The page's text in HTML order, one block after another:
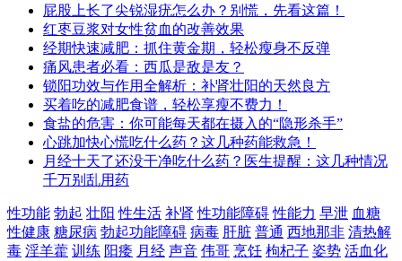
屁股上长了尖锐湿疣怎么办？别慌，先看这篇！
红枣豆浆对女性贫血的改善效果
经期快速减肥：抓住黄金期，轻松瘦身不反弹
痛风患者必看：西瓜是敌是友？
锁阳功效与作用全解析：补肾壮阳的天然良方
买着吃的减肥食谱，轻松享瘦不费力！
食盐的危害：你可能每天都在摄入的“隐形杀手”
心跳加快心慌吃什么药？这几种药能救急！
月经十天了还没干净吃什么药？医生提醒：这几种情况
千万别乱用药
性功能 勃起 壮阳 性生活 补肾 性功能障碍 性能力 早泄 血糖
性健康 糖尿病 勃起功能障碍 病毒 肝脏 普通 西地那非 清热解
毒 淫羊藿 训练 阳痿 月经 声音 伟哥 烹饪 枸杞子 姿势 活血化